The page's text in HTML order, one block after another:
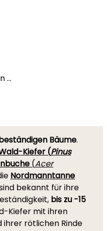
...
Bäume.
Kiefer (Pinus
(Acer
Nordmanntanne
bekannt für ihre
bis zu -15
Kiefer mit ihren
ihrer rötlichen Rinde